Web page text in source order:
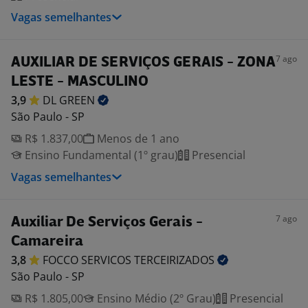
Vagas semelhantes
AUXILIAR DE SERVIÇOS GERAIS - ZONA
LESTE - MASCULINO
7 ago
3,9 DL GREEN
São Paulo - SP
R$ 1.837,00
Menos de 1 ano
Ensino Fundamental (1º grau)
Presencial
Vagas semelhantes
Auxiliar De Serviços Gerais -
Camareira
7 ago
3,8 FOCCO SERVICOS TERCEIRIZADOS
São Paulo - SP
R$ 1.805,00
Ensino Médio (2º Grau)
Presencial